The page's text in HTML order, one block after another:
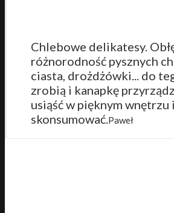
Chlebowe delikatesy.
różnorodność pysznych
ciasta, drożdżówki... do
zrobią i kanapkę
usiąść w pięknym wnętrzu i
skonsumować.Paweł